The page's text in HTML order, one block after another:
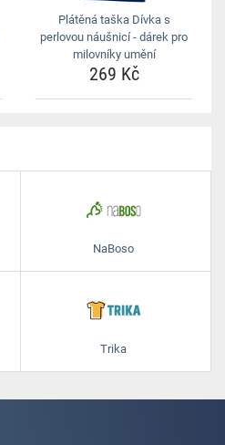
Plátěná taška Dívka s
perlovou náušnicí - dárek pro
milovníky umění
269 Kč
NaBoso
Trika